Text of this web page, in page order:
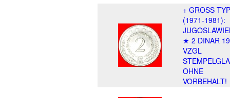
+ GROSS TYP
(1971-1981):
★ 2 DINAR
VZGL
OHNE
VORBEHALT!